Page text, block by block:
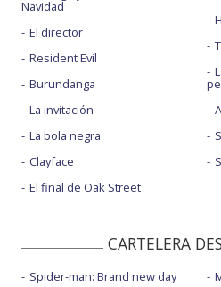
Navidad
El director
Resident Evil
Burundanga
La invitación
La bola negra
Clayface
El final de Oak Street
CARTELERA
Spider-man: Brand new day